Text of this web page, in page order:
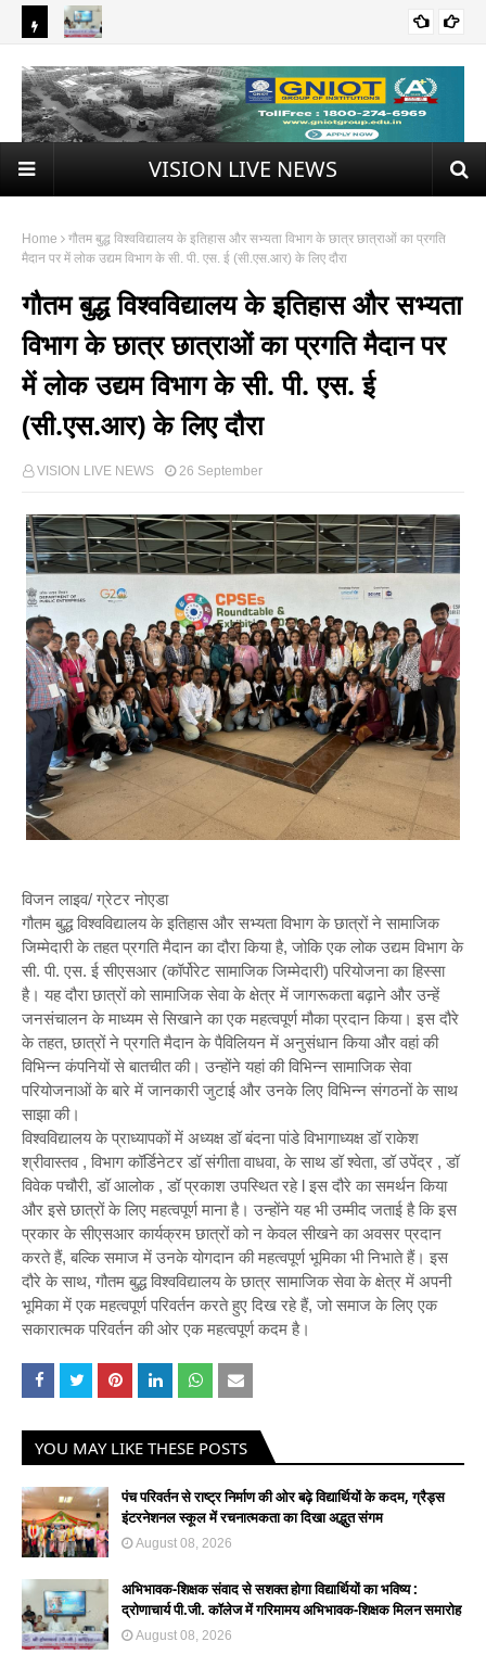
B
R
A
KI
N
N
E
W
S
कॉलेज में गरिमामय अभिभावक-शिक्षक मिलन समारोह
NEWS UPDATE
VISION LIVE NEWS
Home
गौतम बुद्ध विश्वविद्यालय के इतिहास और सभ्यता विभाग के छात्र छात्राओं का प्रगति
मैदान पर में लोक उद्यम विभाग के सी. पी. एस. ई (सी.एस.आर) के लिए दौरा
गौतम बुद्ध विश्वविद्यालय के इतिहास और सभ्यता
विभाग के छात्र छात्राओं का प्रगति मैदान पर
में लोक उद्यम विभाग के सी. पी. एस. ई
(सी.एस.आर) के लिए दौरा
VISION LIVE NEWS 26 September
विजन लाइव/ ग्रेटर नोएडा
गौतम बुद्ध विश्वविद्यालय के इतिहास और सभ्यता विभाग के छात्रों ने सामाजिक
जिम्मेदारी के तहत प्रगति मैदान का दौरा किया है, जोकि एक लोक उद्यम विभाग के
सी. पी. एस. ई सीएसआर (कॉर्पोरेट सामाजिक जिम्मेदारी) परियोजना का हिस्सा
है। यह दौरा छात्रों को सामाजिक सेवा के क्षेत्र में जागरूकता बढ़ाने और उन्हें
जनसंचालन के माध्यम से सिखाने का एक महत्वपूर्ण मौका प्रदान किया। इस दौरे
के तहत, छात्रों ने प्रगति मैदान के पैविलियन में अनुसंधान किया और वहां की
विभिन्न कंपनियों से बातचीत की। उन्होंने यहां की विभिन्न सामाजिक सेवा
परियोजनाओं के बारे में जानकारी जुटाई और उनके लिए विभिन्न संगठनों के साथ
साझा की।
विश्वविद्यालय के प्राध्यापकों में अध्यक्ष डॉ बंदना पांडे विभागाध्यक्ष डॉ राकेश
श्रीवास्तव , विभाग कॉर्डिनेटर डॉ संगीता वाधवा, के साथ डॉ श्वेता, डॉ उपेंद्र , डॉ
विवेक पचौरी, डॉ आलोक , डॉ प्रकाश उपस्थित रहे l इस दौरे का समर्थन किया
और इसे छात्रों के लिए महत्वपूर्ण माना है। उन्होंने यह भी उम्मीद जताई है कि इस
प्रकार के सीएसआर कार्यक्रम छात्रों को न केवल सीखने का अवसर प्रदान
करते हैं, बल्कि समाज में उनके योगदान की महत्वपूर्ण भूमिका भी निभाते हैं। इस
दौरे के साथ, गौतम बुद्ध विश्वविद्यालय के छात्र सामाजिक सेवा के क्षेत्र में अपनी
भूमिका में एक महत्वपूर्ण परिवर्तन करते हुए दिख रहे हैं, जो समाज के लिए एक
सकारात्मक परिवर्तन की ओर एक महत्वपूर्ण कदम है।
YOU MAY LIKE THESE POSTS
पंच परिवर्तन से राष्ट्र निर्माण की ओर बढ़े विद्यार्थियों के कदम, ग्रैड्स
इंटरनेशनल स्कूल में रचनात्मकता का दिखा अद्भुत संगम
August 08, 2026
अभिभावक-शिक्षक संवाद से सशक्त होगा विद्यार्थियों का भविष्य :
द्रोणाचार्य पी.जी. कॉलेज में गरिमामय अभिभावक-शिक्षक मिलन समारोह
August 08, 2026